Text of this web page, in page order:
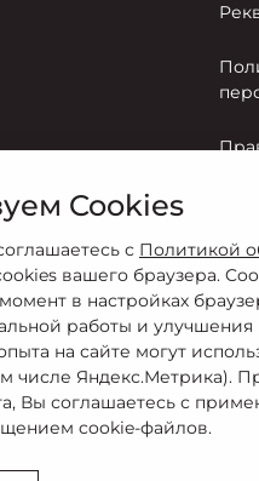
02-02 7
Cookies
с Политикой
вашего браузера.
в настройках
работы и улучшения
на сайте могут
числе Яндекс.Метрика).
Вы соглашаетесь с
cookie-файлов.